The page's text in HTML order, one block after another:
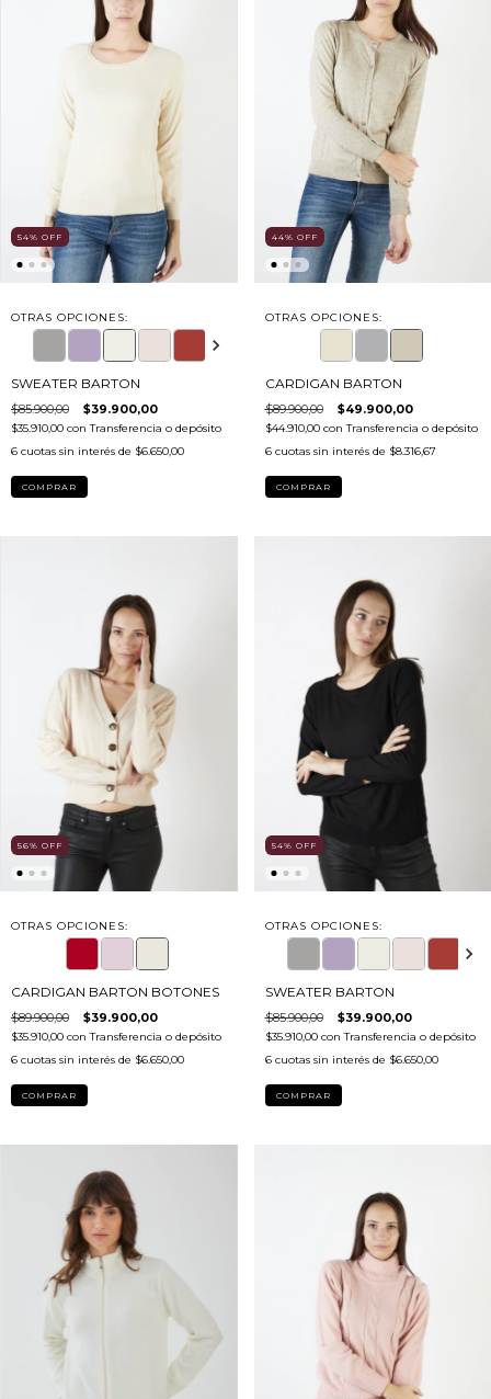
54% OFF
OTRAS OPCIONES:
SWEATER BARTON
$85.900,00 $39.900,00
$35.910,00 con Transferencia o depósito
6 cuotas sin interés de $6.650,00
COMPRAR
44% OFF
OTRAS OPCIONES:
CARDIGAN BARTON
$89.900,00 $49.900,00
$44.910,00 con Transferencia o depósito
6 cuotas sin interés de $8.316,67
COMPRAR
56% OFF
OTRAS OPCIONES:
CARDIGAN BARTON BOTONES
$89.900,00 $39.900,00
$35.910,00 con Transferencia o depósito
6 cuotas sin interés de $6.650,00
COMPRAR
54% OFF
OTRAS OPCIONES:
SWEATER BARTON
$85.900,00 $39.900,00
$35.910,00 con Transferencia o depósito
6 cuotas sin interés de $6.650,00
COMPRAR